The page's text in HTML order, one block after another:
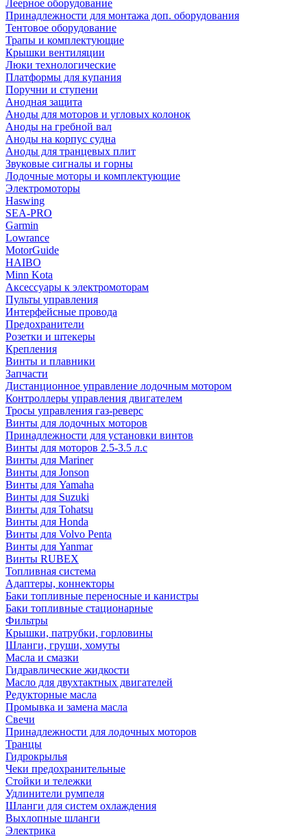
Леерное оборудование
Принадлежности для монтажа доп. оборудования
Тентовое оборудование
Трапы и комплектующие
Крышки вентиляции
Люки технологические
Платформы для купания
Поручни и ступени
Анодная защита
Аноды для моторов и угловых колонок
Аноды на гребной вал
Аноды на корпус судна
Аноды для транцевых плит
Звуковые сигналы и горны
Лодочные моторы и комплектующие
Электромоторы
Haswing
SEA-PRO
Garmin
Lowrance
MotorGuide
HAIBO
Minn Kota
Аксессуары к электромоторам
Пульты управления
Интерфейсные провода
Предохранители
Розетки и штекеры
Крепления
Винты и плавники
Запчасти
Дистанционное управление лодочным мотором
Контроллеры управления двигателем
Тросы управления газ-реверс
Винты для лодочных моторов
Принадлежности для установки винтов
Винты для моторов 2.5-3.5 л.с
Винты для Mariner
Винты для Jonson
Винты для Yamaha
Винты для Suzuki
Винты для Tohatsu
Винты для Honda
Винты для Volvo Penta
Винты для Yanmar
Винты RUBEX
Топливная система
Адаптеры, коннекторы
Баки топливные переносные и канистры
Баки топливные стационарные
Фильтры
Крышки, патрубки, горловины
Шланги, груши, хомуты
Масла и смазки
Гидравлические жидкости
Масло для двухтактных двигателей
Редукторные масла
Промывка и замена масла
Свечи
Принадлежности для лодочных моторов
Транцы
Гидрокрылья
Чеки предохранительные
Стойки и тележки
Удлинители румпеля
Шланги для систем охлаждения
Выхлопные шланги
Электрика